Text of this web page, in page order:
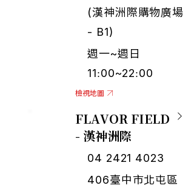
檢視地圖
(漢神洲際購物廣場
- B1)
週一~週日
11:00~22:00
FLAVOR FIELD
- 漢神洲際
04 2421 4023
406臺中市北屯區